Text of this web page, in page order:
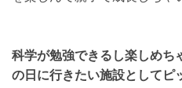
科学が勉強できるし楽しめち
の日に行きたい施設としてピ